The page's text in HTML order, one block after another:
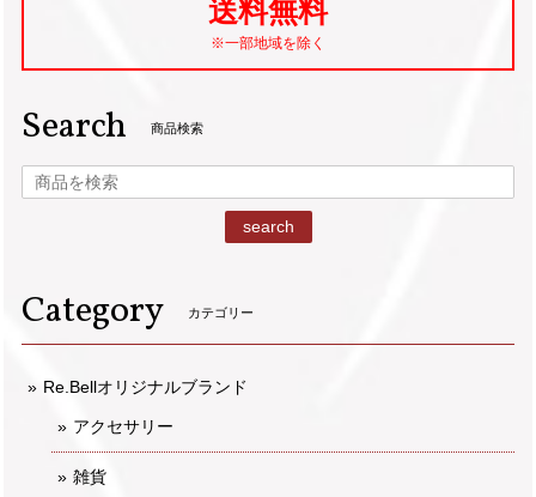
送料無料
※一部地域を除く
Search 商品検索
search
Category カテゴリー
Re.Bellオリジナルブランド
アクセサリー
雑貨